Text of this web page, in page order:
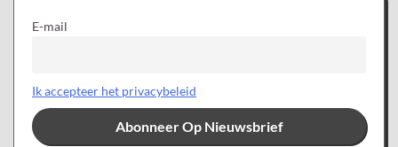
E-mail
Ik accepteer het privacybeleid